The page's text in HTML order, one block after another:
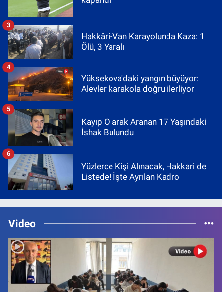
Hakkâri-Van Karayolunda Kaza: 1
Ölü, 3 Yaralı
3
Yüksekova'daki yangın büyüyor:
Alevler karakola doğru ilerliyor
4
Kayıp Olarak Aranan 17 Yaşındaki
İshak Bulundu
5
Yüzlerce Kişi Alınacak, Hakkari de
Listede! İşte Ayrılan Kadro
6
Video